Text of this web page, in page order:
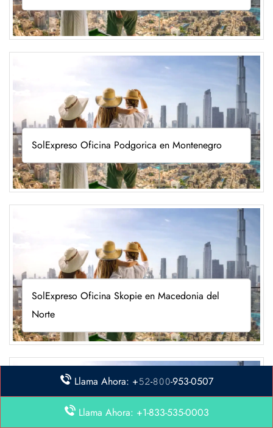
SolExpreso Oficina Podgorica en Montenegro
SolExpreso Oficina Skopie en Macedonia del
Norte
Llama Ahora: +𝟻𝟸-𝟾𝟶𝟶-953-0507
Llama Ahora: +1-833-535-0003